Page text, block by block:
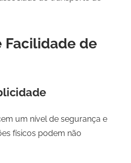
Facilidade de
um nível de segurança e
físicos podem não